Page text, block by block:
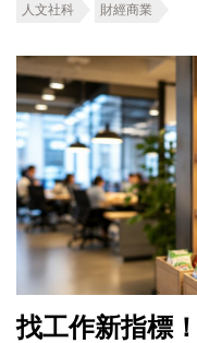
人文社科 財經商業
找工作新指標